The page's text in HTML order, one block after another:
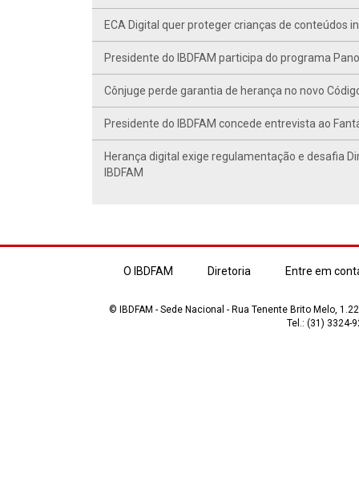
ECA Digital quer proteger crianças de conteúdos
Presidente do IBDFAM participa do programa
Cônjuge perde garantia de herança no novo
Presidente do IBDFAM concede entrevista ao
Herança digital exige regulamentação e desafia
IBDFAM
O IBDFAM Diretoria Entre em
© IBDFAM - Sede Nacional - Rua Tenente Brito Melo,
Tel.: (31) 3324-